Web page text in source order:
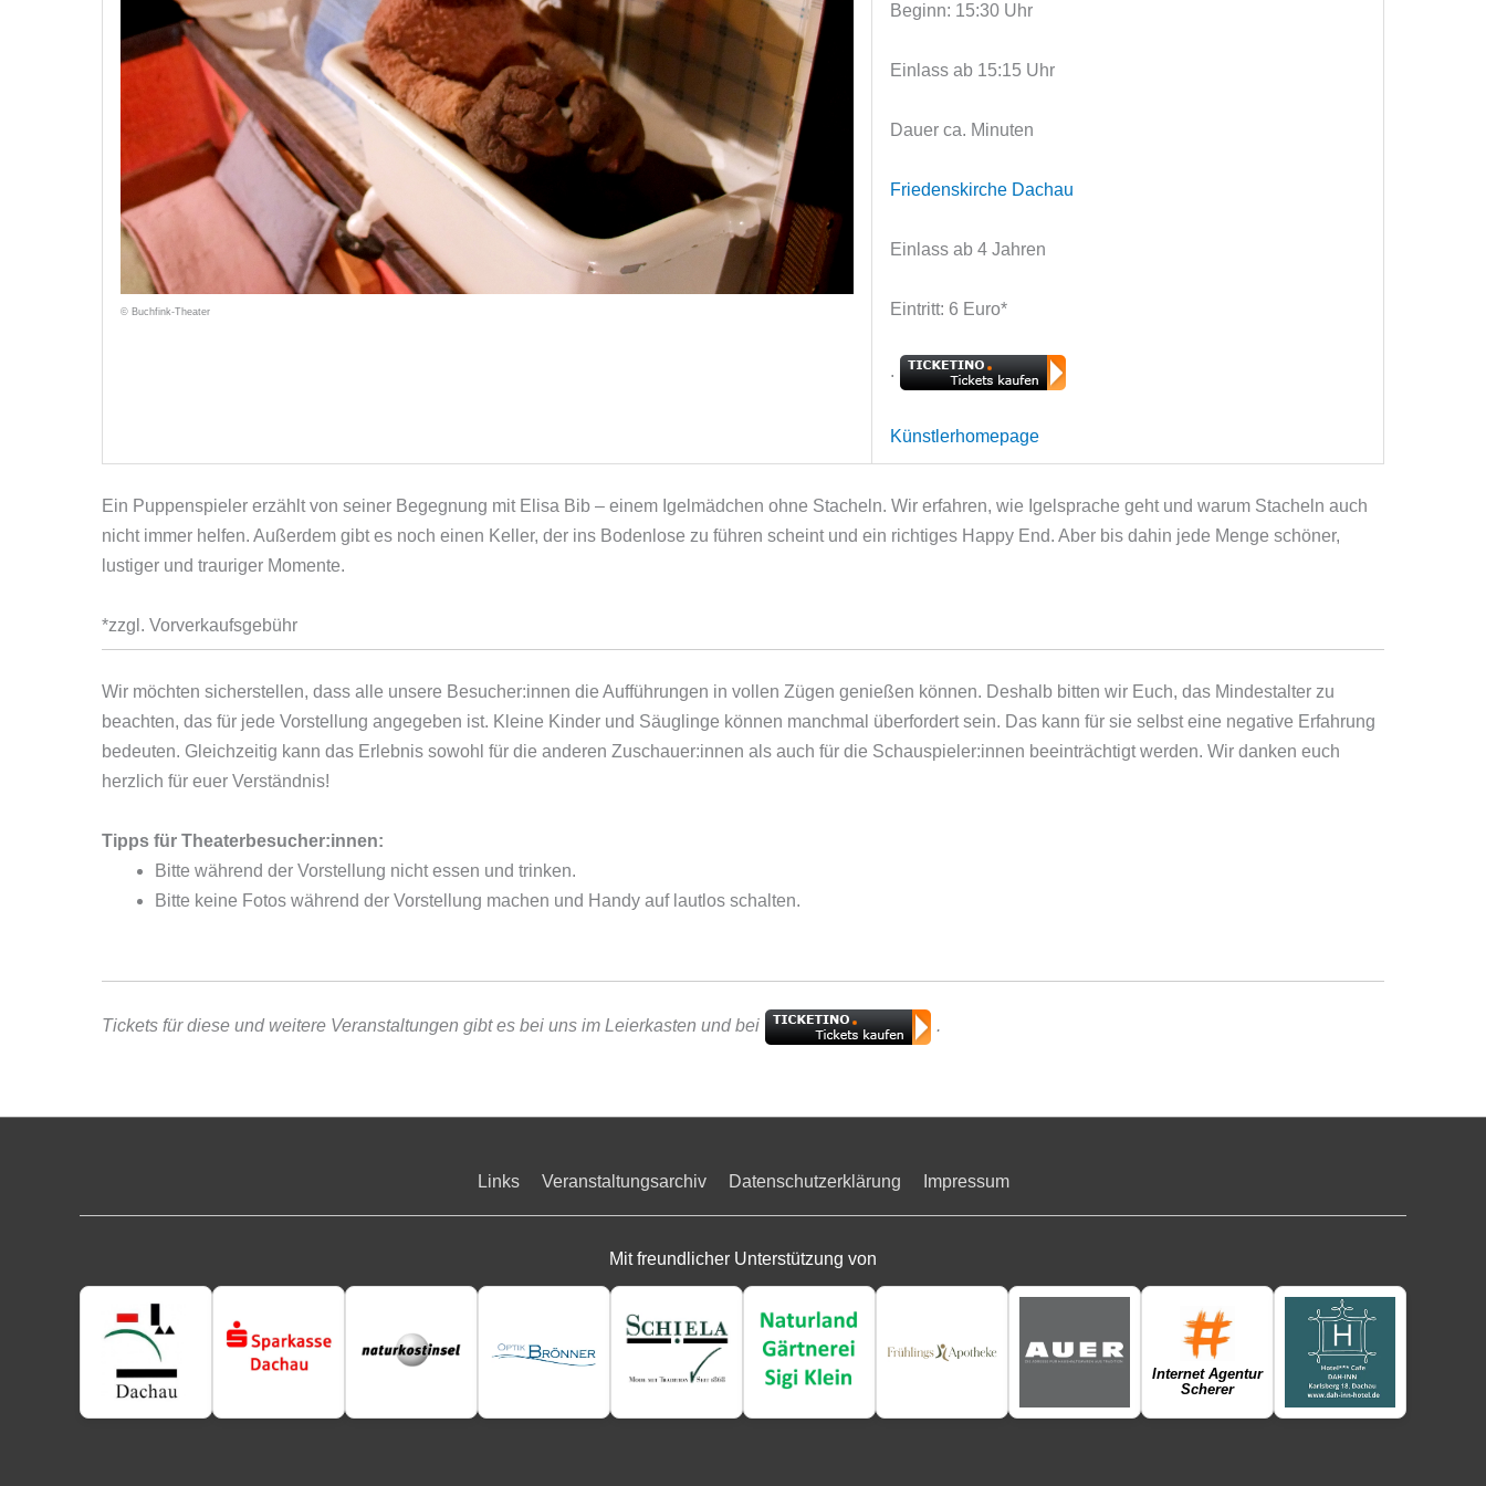
© Buchfink-Theater
Beginn: 15:30 Uhr
Einlass ab 15:15 Uhr
Dauer ca. Minuten
Friedenskirche Dachau
Einlass ab 4 Jahren
Eintritt: 6 Euro*
.
Künstlerhomepage
Ein Puppenspieler erzählt von seiner Begegnung mit Elisa Bib ‒ einem Igelmädchen ohne Stacheln. Wir erfahren, wie Igelsprache geht und warum Stacheln auch
nicht immer helfen. Außerdem gibt es noch einen Keller, der ins Bodenlose zu führen scheint und ein richtiges Happy End. Aber bis dahin jede Menge schöner,
lustiger und trauriger Momente.
*zzgl. Vorverkaufsgebühr
Wir möchten sicherstellen, dass alle unsere Besucher:innen die Aufführungen in vollen Zügen genießen können. Deshalb bitten wir Euch, das Mindestalter zu
beachten, das für jede Vorstellung angegeben ist. Kleine Kinder und Säuglinge können manchmal überfordert sein. Das kann für sie selbst eine negative Erfahrung
bedeuten. Gleichzeitig kann das Erlebnis sowohl für die anderen Zuschauer:innen als auch für die Schauspieler:innen beeinträchtigt werden. Wir danken euch
herzlich für euer Verständnis!
Tipps für Theaterbesucher:innen:
Bitte während der Vorstellung nicht essen und trinken.
Bitte keine Fotos während der Vorstellung machen und Handy auf lautlos schalten.
Tickets für diese und weitere Veranstaltungen gibt es bei uns im Leierkasten und bei .
Links Veranstaltungsarchiv Datenschutzerklärung Impressum
Mit freundlicher Unterstützung von
Internet Agentur
Scherer